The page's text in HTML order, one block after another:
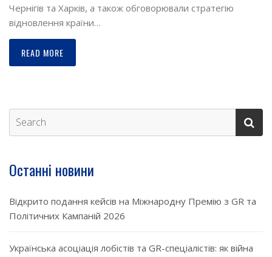
Чернігів та Харків, а також обговорювали стратегію
відновлення країни…
READ MORE
Останні новини
Відкрито подання кейсів на Міжнародну Премію з GR та
Політичних Кампаній 2026
Українська асоціація лобістів та GR-спеціалістів: як війна